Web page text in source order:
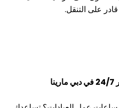
على التنقل.